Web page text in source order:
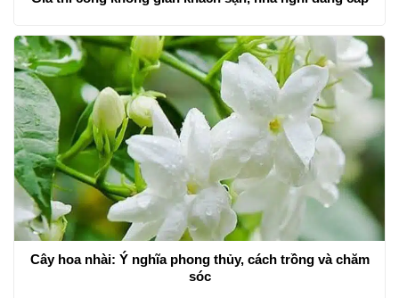
Cây hoa nhài: Ý nghĩa phong thủy, cách trồng và chăm
sóc